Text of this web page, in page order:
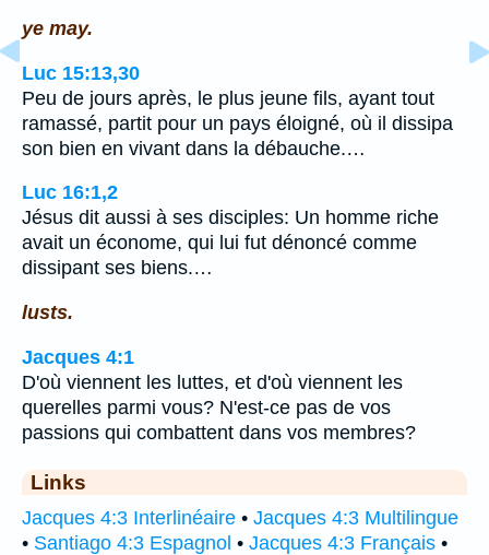
ye may.
Luc 15:13,30
Peu de jours après, le plus jeune fils, ayant tout
ramassé, partit pour un pays éloigné, où il dissipa
son bien en vivant dans la débauche.…
Luc 16:1,2
Jésus dit aussi à ses disciples: Un homme riche
avait un économe, qui lui fut dénoncé comme
dissipant ses biens.…
lusts.
Jacques 4:1
D'où viennent les luttes, et d'où viennent les
querelles parmi vous? N'est-ce pas de vos
passions qui combattent dans vos membres?
Links
Jacques 4:3 Interlinéaire • Jacques 4:3 Multilingue
• Santiago 4:3 Espagnol • Jacques 4:3 Français •